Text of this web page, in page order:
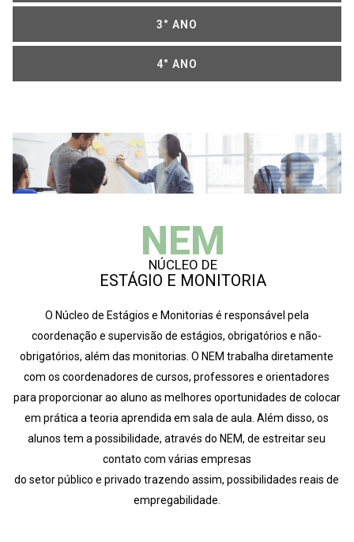
3° ANO
4° ANO
NEM
NÚCLEO DE
ESTÁGIO E MONITORIA
O Núcleo de Estágios e Monitorias é responsável pela
coordenação e supervisão de estágios, obrigatórios e não-
obrigatórios, além das monitorias. O NEM trabalha diretamente
com os coordenadores de cursos, professores e orientadores
para proporcionar ao aluno as melhores oportunidades de colocar
em prática a teoria aprendida em sala de aula. Além disso, os
alunos tem a possibilidade, através do NEM, de estreitar seu
contato com várias empresas
do setor público e privado trazendo assim, possibilidades reais de
empregabilidade.